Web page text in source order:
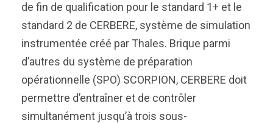
de fin de qualification pour le standard 1+ et le
standard 2 de CERBERE, système de simulation
instrumentée créé par Thales. Brique parmi
d’autres du système de préparation
opérationnelle (SPO) SCORPION, CERBERE doit
permettre d’entraîner et de contrôler
simultanément jusqu’à trois sous-